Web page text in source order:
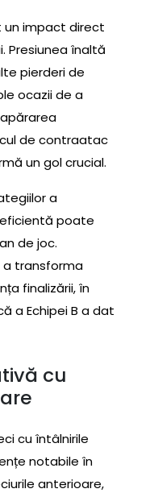
un impact direct
Presiunea înaltă
pierderi de
ocazii de a
de contraatac
un gol crucial.
a
poate
de joc.
a transforma
finalizării, în
a Echipei B a dat
cu
cu întâlnirile
notabile în
anterioare,